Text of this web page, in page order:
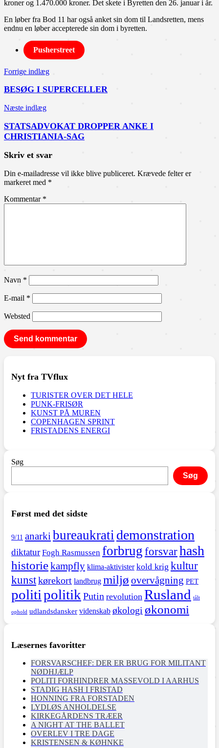
kroner og 1.470.000 kroner. Det skete i Byretten den 26. januar i år.
En løber fra Bod 11 har også anket sin dom til Landsretten, mens
endnu en løber accepterede sin dom i byretten.
Pusherstreet
Indlægsnavigation
Forrige indlæg
BESØG I SUPERCELLER
Næste indlæg
STATSADVOKAT DROPPER ANKE I
CHRISTIANIA-SAG
Skriv et svar
Din e-mailadresse vil ikke blive publiceret. Krævede felter er
markeret med *
Kommentar *
Navn *
E-mail *
Websted
Nyt fra TVflux
TURISTER OVER DET HELE
PUNK-FRISØR
KUNST PÅ MUREN
COPENHAGEN SPRINT
FRISTADENS ENERGI
Søg
Søg
Først med det sidste
9/11 anarki bureaukrati demonstration
diktatur Fogh Rasmussen forbrugforsvarhash
historiekampfly klima-aktivister kold krig kultur
kunstkørekort landbrug miljø overvågning PET
politipolitik Putin revolution Rusland tålt
ophold udlandsdansker videnskab økologi økonomi
Læsernes favoritter
FORSVARSCHEF: DER ER BRUG FOR MILITANT
NØDHJÆLP
POLITI FORHINDRER MASSEVOLD I AARHUS
STADIG HASH I FRISTAD
HONNING FRA FORSTADEN
LYDLØS ANHOLDELSE
KIRKEGÅRDENS TRÆER
A NIGHT AT THE BALLET
OVERLEV I TRE DAGE
KRISTENSEN & KØHNKE